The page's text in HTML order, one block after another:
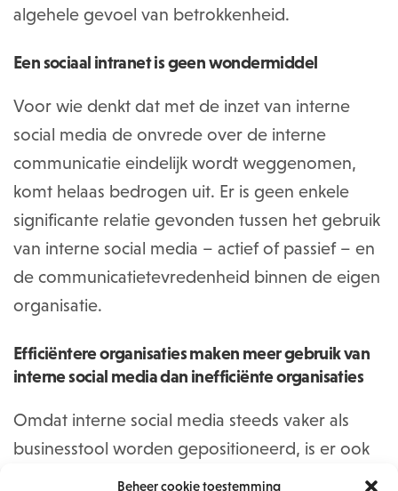
Beheer cookie toestemming
algehele gevoel van betrokkenheid.
Een sociaal intranet is geen wondermiddel
Voor wie denkt dat met de inzet van interne
social media de onvrede over de interne
communicatie eindelijk wordt weggenomen,
komt helaas bedrogen uit. Er is geen enkele
significante relatie gevonden tussen het gebruik
van interne social media – actief of passief – en
de communicatietevredenheid binnen de eigen
organisatie.
Efficiëntere organisaties maken meer gebruik van
interne social media dan inefficiënte organisaties
Omdat interne social media steeds vaker als
businesstool worden gepositioneerd, is er ook
gekeken of organisaties door het gebruik van